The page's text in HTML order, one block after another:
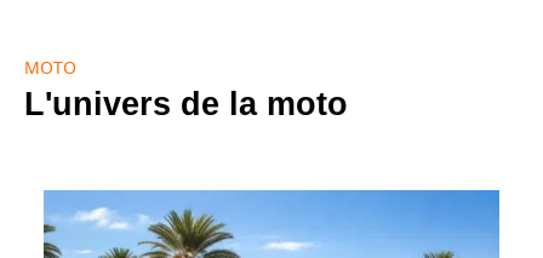
MOTO
L'univers de la moto